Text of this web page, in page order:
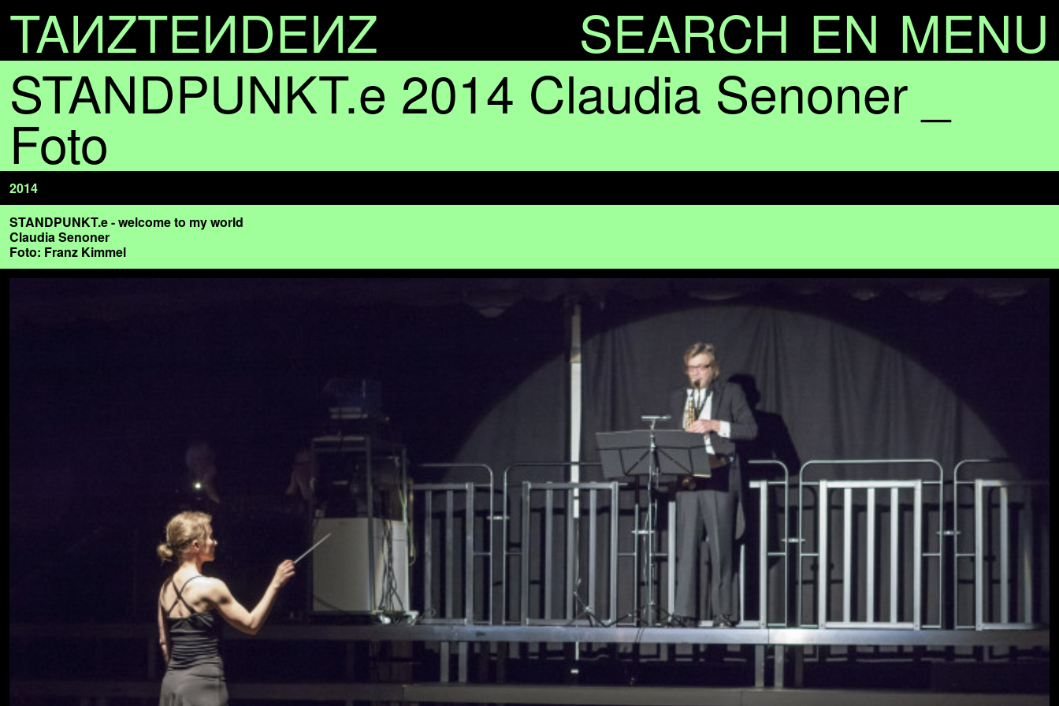
TANZTENDENZ SEARCH EN MENU
STANDPUNKT.e 2014 Claudia Senoner _
Foto
2014
STANDPUNKT.e - welcome to my world
Claudia Senoner
Foto: Franz Kimmel